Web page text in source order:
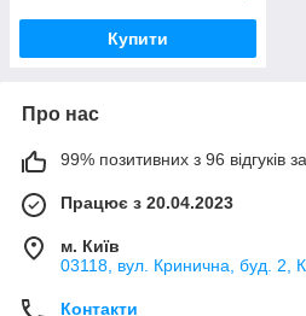
Купити
Про нас
99% позитивних з 96 відгуків
Працює з 20.04.2023
м. Київ
03118, вул. Кринична, буд. 2,
Контакти